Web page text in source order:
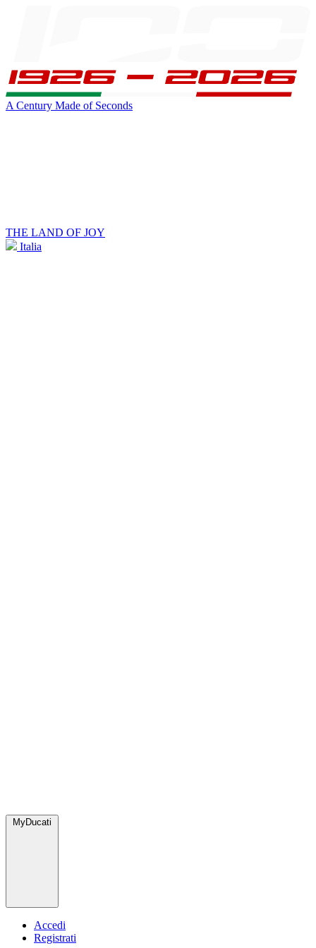
A Century Made of Seconds
THE LAND OF JOY
Italia
MyDucati
Accedi
Registrati